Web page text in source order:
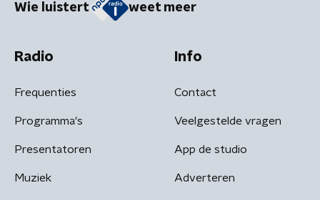
Wie luistert weet meer
Radio
Frequenties
Programma's
Presentatoren
Muziek
Info
Contact
Veelgestelde vragen
App de studio
Adverteren